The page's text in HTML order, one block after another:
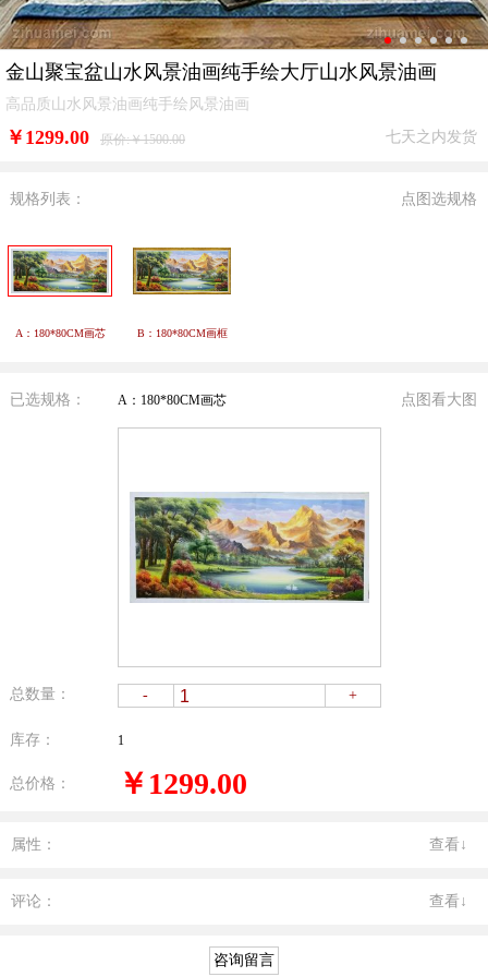
金山聚宝盆山水风景油画纯手绘大厅山水风景油画
高品质山水风景油画纯手绘风景油画
￥ 1299.00 原价:￥1500.00 七天之内发货
规格列表： 点图选规格
A：180*80CM画芯 B：180*80CM画框
已选规格： A：180*80CM画芯 点图看大图
总数量： - +
库存： 1
总价格： ￥1299.00
属性： 查看↓
评论： 查看↓